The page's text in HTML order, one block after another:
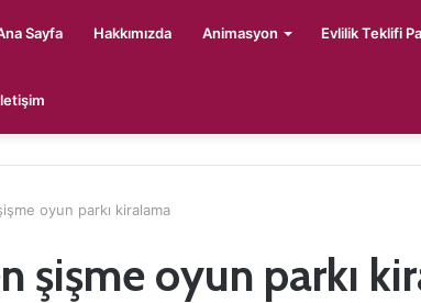
Sayfa Hakkımızda Animasyon Evlilik Teklifi
oyun parkı kiralama
şişme oyun parkı